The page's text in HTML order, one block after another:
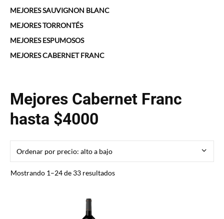
MEJORES SAUVIGNON BLANC
MEJORES TORRONTÉS
MEJORES ESPUMOSOS
MEJORES CABERNET FRANC
Mejores Cabernet Franc
hasta $4000
Mostrando 1–24 de 33 resultadosOrdenado